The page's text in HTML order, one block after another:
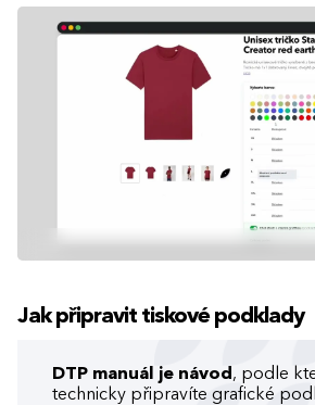
Jak připravit tiskové podklady
DTP manuál je návod , podle
technicky připravíte grafické